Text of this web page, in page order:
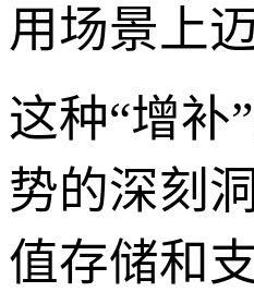
用场景上
这种“增补
势的深刻
值存储和